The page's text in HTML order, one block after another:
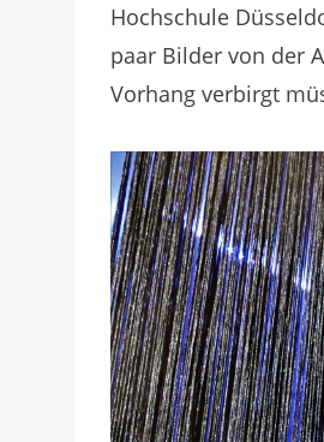
Hochschule
paar Bilder von der
Vorhang verbirgt